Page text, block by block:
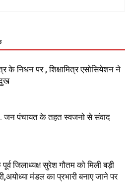
के निधन पर , शिक्षामित्र एसोसियेशन ने
जन पंचायत के तहत स्वजनो से संवाद
जिलाध्यक्ष सुरेश गौतम को मिली बड़ी
मंडल का प्रभारी बनाए जाने पर